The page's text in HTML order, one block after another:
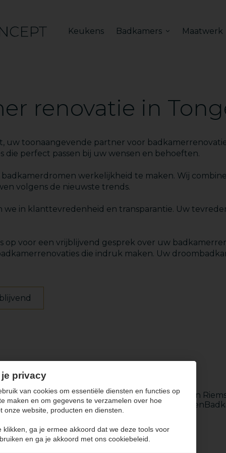
Keukens Badkamers Maatwerk
renovatie in
uw toonaangevende partner voor
die perfect passen bij uw wensen en behoeften.
badkamerdromen werkelijkheid te maken. Wij
volgens de nieuwste trends.
we in klanttevredenheid en transparantie. Uw
op voor een vrijblijvend gesprek over uw
die indruk maken. Uw
WermTotaalrenovatie in AlkenTotaalrenovatie in
DiepenbeekMaatwerk renovatie in Hoepertingen
privacy
van cookies om essentiële diensten en functies op
maken en om gegevens te verzamelen over hoe
onze website, producten en diensten.
klikken, ga je ermee akkoord dat we deze tools voor
en ga je akkoord met ons cookiebeleid.